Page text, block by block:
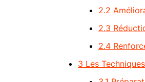
2.2
2.3
2.4
3 Les